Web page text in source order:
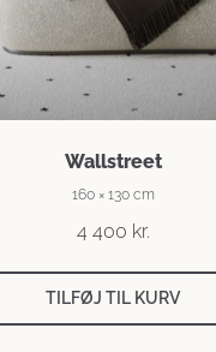
Wallstreet
160 × 130 cm
4 400 kr.
TILFØJ TIL KURV